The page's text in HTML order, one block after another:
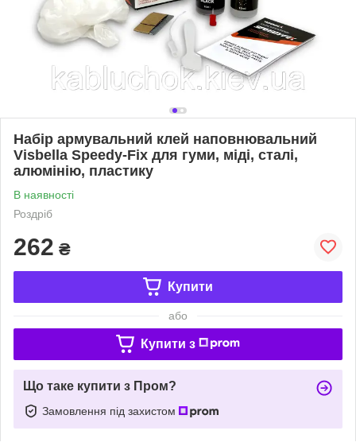
Набір армувальний клей наповнювальний
Visbella Speedy-Fix для гуми, міді, сталі,
алюмінію, пластику
В наявності
Роздріб
262 ₴
Купити
або
Купити з
Що таке купити з Пром?
Замовлення під захистом